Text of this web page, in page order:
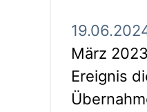
März
Ereignis